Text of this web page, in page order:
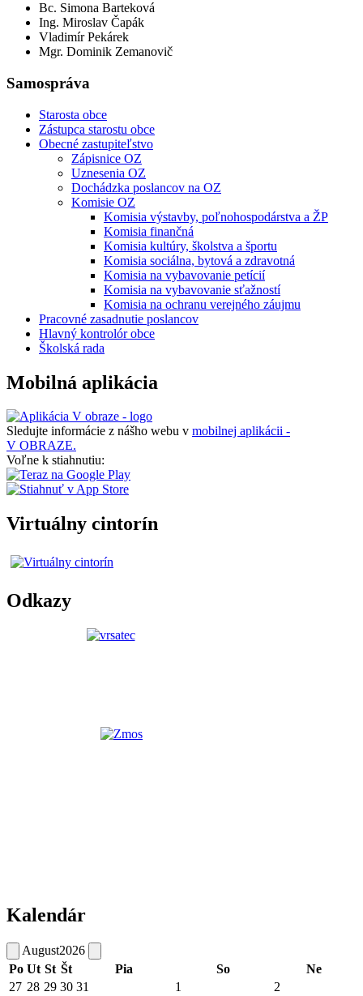
Bc. Simona Barteková
Ing. Miroslav Čapák
Vladimír Pekárek
Mgr. Dominik Zemanovič
Samospráva
Starosta obce
Zástupca starostu obce
Obecné zastupiteľstvo
Zápisnice OZ
Uznesenia OZ
Dochádzka poslancov na OZ
Komisie OZ
Komisia výstavby, poľnohospodárstva a ŽP
Komisia finančná
Komisia kultúry, školstva a športu
Komisia sociálna, bytová a zdravotná
Komisia na vybavovanie petícií
Komisia na vybavovanie sťažností
Komisia na ochranu verejného záujmu
Pracovné zasadnutie poslancov
Hlavný kontrolór obce
Školská rada
Mobilná aplikácia
Sledujte informácie z nášho webu v mobilnej aplikácii -
V OBRAZE.
Voľne k stiahnutiu:
Virtuálny cintorín
Odkazy
Kalendár
August2026
Po Ut St Št Pia So
Ne
27 28 29 30 31 1 2